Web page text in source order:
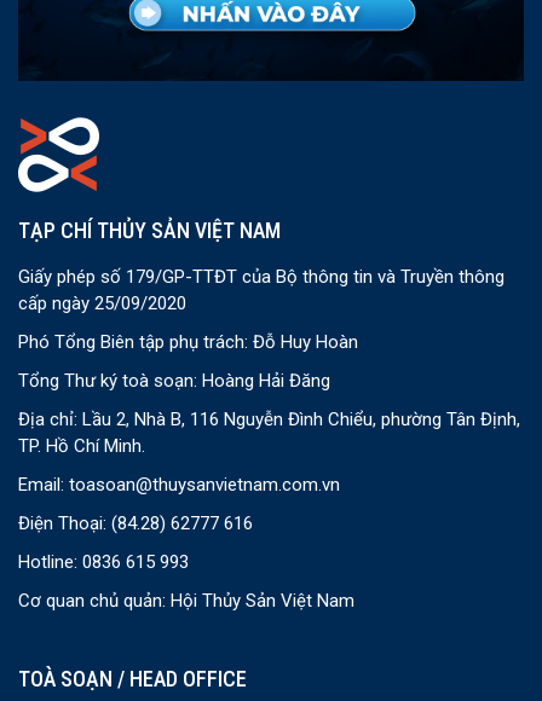
TẠP CHÍ THỦY SẢN VIỆT NAM
Giấy phép số 179/GP-TTĐT của Bộ thông tin và Truyền thông
cấp ngày 25/09/2020
Phó Tổng Biên tập phụ trách: Đỗ Huy Hoàn
Tổng Thư ký toà soạn: Hoàng Hải Đăng
Địa chỉ: Lầu 2, Nhà B, 116 Nguyễn Đình Chiểu, phường Tân Định,
TP. Hồ Chí Minh.
Email: toasoan@thuysanvietnam.com.vn
Điện Thoại: (84.28) 62777 616
Hotline: 0836 615 993
Cơ quan chủ quản: Hội Thủy Sản Việt Nam
TOÀ SOẠN / HEAD OFFICE